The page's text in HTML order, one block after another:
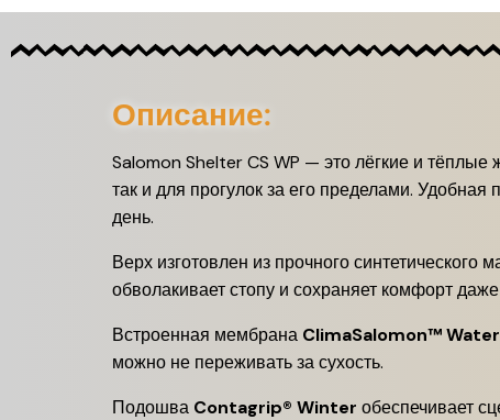
Описание:
Salomon Shelter CS WP — это лёгкие и тёплые
так и для прогулок за его пределами.
день.
Верх изготовлен из прочного синтетического
обволакивает стопу и сохраняет комфорт
Встроенная мембрана ClimaSalomon™
можно не переживать за сухость.
Подошва Contagrip® Winter обеспечивает